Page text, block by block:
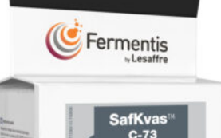
apasionado
la creatividad
y desarrollo
de productos